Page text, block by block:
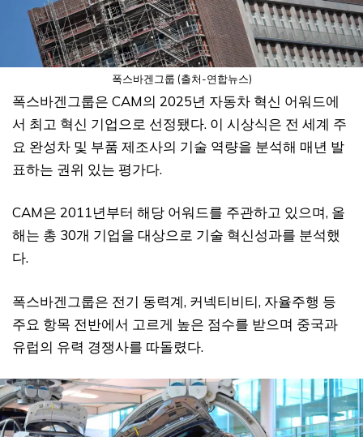
폭스바겐그룹 (출처-연합뉴스)
폭스바겐그룹은 CAM의 2025년 자동차 혁신 어워드에
서 최고 혁신 기업으로 선정됐다. 이 시상식은 전 세계 주
요 완성차 및 부품 제조사의 기술 역량을 분석해 매년 발
표하는 권위 있는 평가다.
CAM은 2011년부터 해당 어워드를 주관하고 있으며, 올
해는 총 30개 기업을 대상으로 기술 혁신성과를 분석했
다.
폭스바겐그룹은 전기 동력계, 커넥티비티, 자율주행 등
주요 항목 전반에서 고르게 높은 점수를 받으며 중국과
유럽의 유력 경쟁사를 따돌렸다.